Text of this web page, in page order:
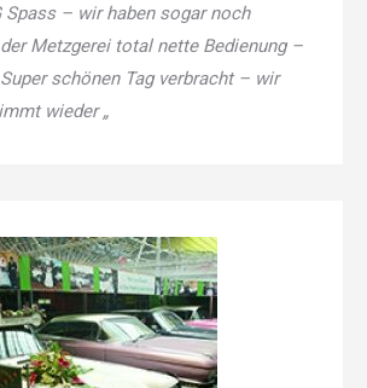
Spass – wir haben sogar noch
Metzgerei total nette Bedienung –
schönen Tag verbracht – wir
wieder „